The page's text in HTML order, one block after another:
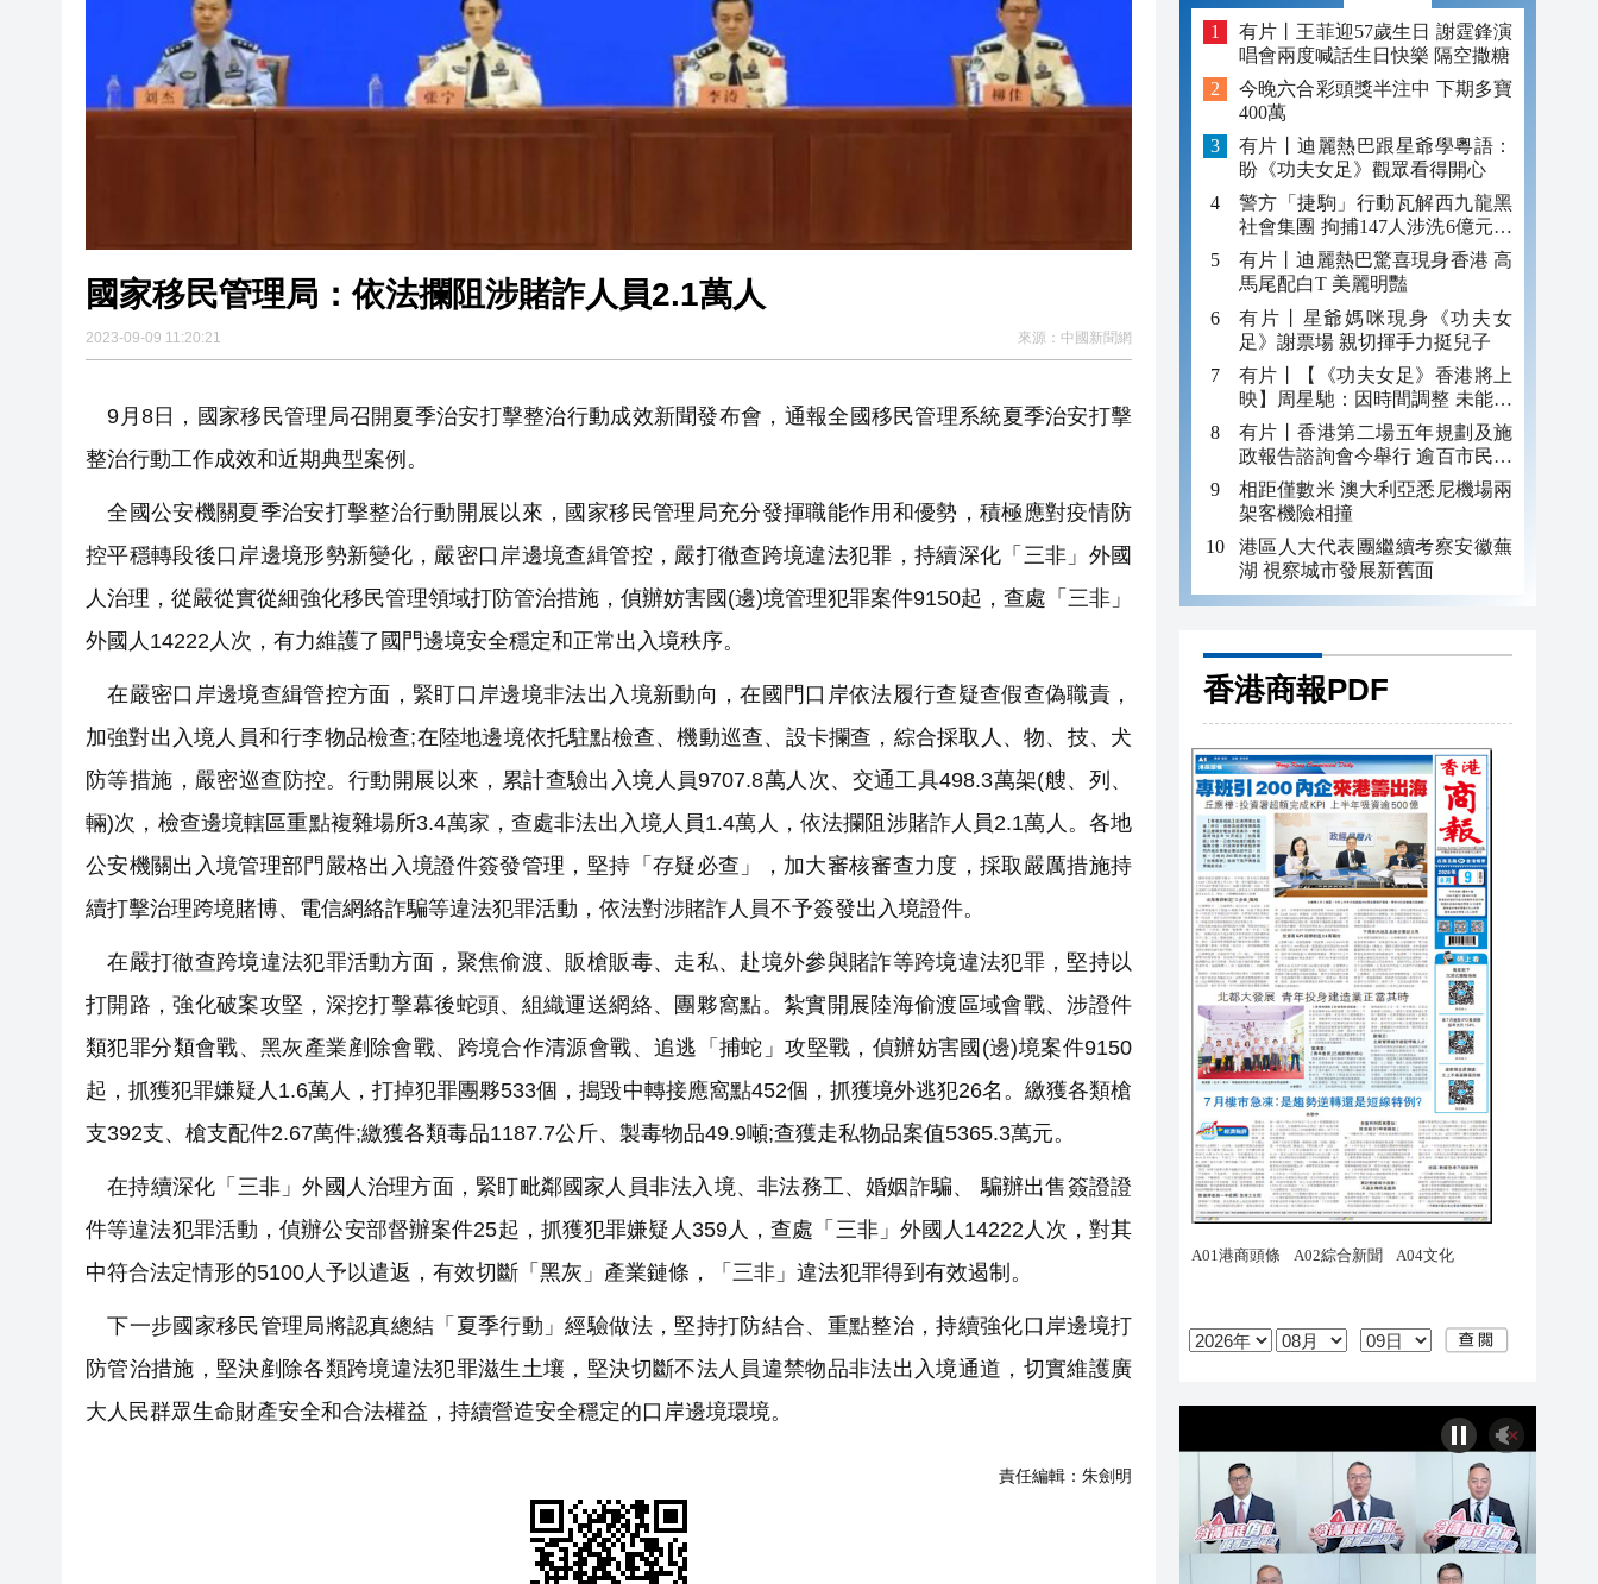
國家移民管理局：依法攔阻涉賭詐人員2.1萬人
2023-09-09 11:20:21 來源： 中國新聞網
9月8日，國家移民管理局召開夏季治安打擊整治行動成效新聞發布會，通報全國移民管理系統夏季治安打擊
整治行動工作成效和近期典型案例。
全國公安機關夏季治安打擊整治行動開展以來，國家移民管理局充分發揮職能作用和優勢，積極應對疫情防
控平穩轉段後口岸邊境形勢新變化，嚴密口岸邊境查緝管控，嚴打徹查跨境違法犯罪，持續深化「三非」外國
人治理，從嚴從實從細強化移民管理領域打防管治措施，偵辦妨害國(邊)境管理犯罪案件9150起，查處「三非」
外國人14222人次，有力維護了國門邊境安全穩定和正常出入境秩序。
在嚴密口岸邊境查緝管控方面，緊盯口岸邊境非法出入境新動向，在國門口岸依法履行查疑查假查偽職責，
加強對出入境人員和行李物品檢查;在陸地邊境依托駐點檢查、機動巡查、設卡攔查，綜合採取人、物、技、犬
防等措施，嚴密巡查防控。行動開展以來，累計查驗出入境人員9707.8萬人次、交通工具498.3萬架(艘、列、
輛)次，檢查邊境轄區重點複雜場所3.4萬家，查處非法出入境人員1.4萬人，依法攔阻涉賭詐人員2.1萬人。各地
公安機關出入境管理部門嚴格出入境證件簽發管理，堅持「存疑必查」，加大審核審查力度，採取嚴厲措施持
續打擊治理跨境賭博、電信網絡詐騙等違法犯罪活動，依法對涉賭詐人員不予簽發出入境證件。
在嚴打徹查跨境違法犯罪活動方面，聚焦偷渡、販槍販毒、走私、赴境外參與賭詐等跨境違法犯罪，堅持以
打開路，強化破案攻堅，深挖打擊幕後蛇頭、組織運送網絡、團夥窩點。紮實開展陸海偷渡區域會戰、涉證件
類犯罪分類會戰、黑灰產業剷除會戰、跨境合作清源會戰、追逃「捕蛇」攻堅戰，偵辦妨害國(邊)境案件9150
起，抓獲犯罪嫌疑人1.6萬人，打掉犯罪團夥533個，搗毀中轉接應窩點452個，抓獲境外逃犯26名。繳獲各類槍
支392支、槍支配件2.67萬件;繳獲各類毒品1187.7公斤、製毒物品49.9噸;查獲走私物品案值5365.3萬元。
在持續深化「三非」外國人治理方面，緊盯毗鄰國家人員非法入境、非法務工、婚姻詐騙、 騙辦出售簽證證
件等違法犯罪活動，偵辦公安部督辦案件25起，抓獲犯罪嫌疑人359人，查處「三非」外國人14222人次，對其
中符合法定情形的5100人予以遣返，有效切斷「黑灰」產業鏈條，「三非」違法犯罪得到有效遏制。
下一步國家移民管理局將認真總結「夏季行動」經驗做法，堅持打防結合、重點整治，持續強化口岸邊境打
防管治措施，堅決剷除各類跨境違法犯罪滋生土壤，堅決切斷不法人員違禁物品非法出入境通道，切實維護廣
大人民群眾生命財產安全和合法權益，持續營造安全穩定的口岸邊境環境。
責任編輯： 朱劍明
有片丨王菲迎57歲生日 謝霆鋒演
唱會兩度喊話生日快樂 隔空撒糖
今晚六合彩頭獎半注中 下期多寶
400萬
有片丨迪麗熱巴跟星爺學粵語：
盼《功夫女足》觀眾看得開心
警方「捷駒」行動瓦解西九龍黑
社會集團 拘捕147人涉洗6億元黑
錢
有片丨迪麗熱巴驚喜現身香港 高
馬尾配白T 美麗明豔
有片丨星爺媽咪現身《功夫女
足》謝票場 親切揮手力挺兒子
有片丨【《功夫女足》香港將上
映】周星馳：因時間調整 未能製
作粵語版 對此深表遺憾
有片丨香港第二場五年規劃及施
政報告諮詢會今舉行 逾百市民出
席
相距僅數米 澳大利亞悉尼機場兩
架客機險相撞
港區人大代表團繼續考察安徽蕪
湖 視察城市發展新舊面
香港商報PDF